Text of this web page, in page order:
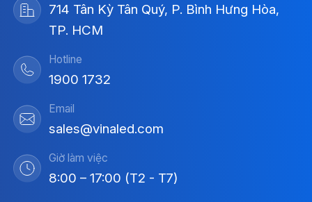
714 Tân Kỳ Tân Quý, P. Bình Hưng Hòa,
TP. HCM
Hotline
1900 1732
Email
sales@vinaled.com
Giờ làm việc
8:00 – 17:00 (T2 - T7)